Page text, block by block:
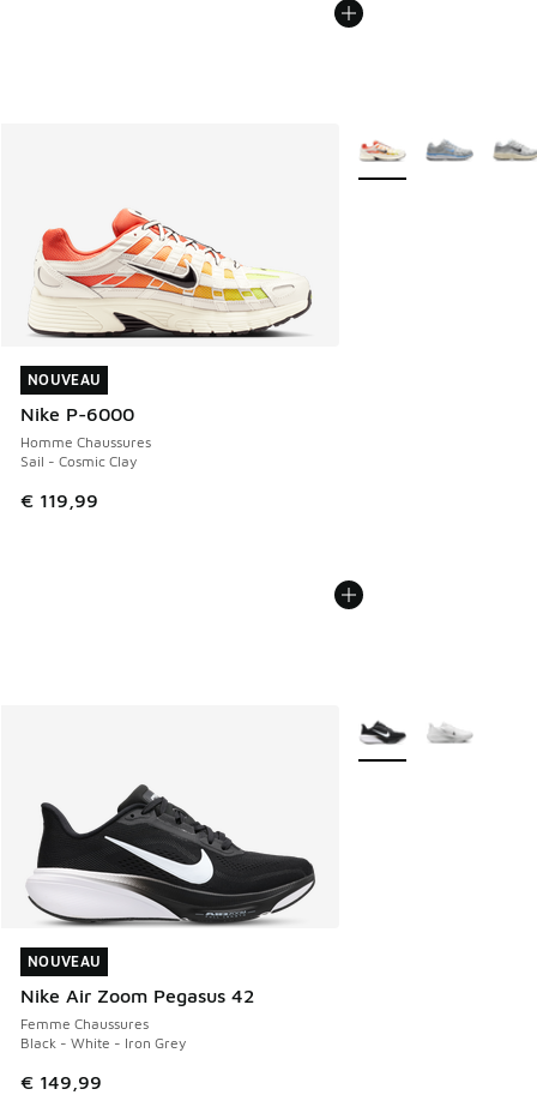
NOUVEAU
Nike P-6000
Homme Chaussures
Sail - Cosmic Clay
€ 119,99
NOUVEAU
Plus de couleurs
NOUVEAU
Nike Air Zoom Pegasus 42
Femme Chaussures
Black - White - Iron Grey
€ 149,99
NOUVEAU
Plus de couleurs